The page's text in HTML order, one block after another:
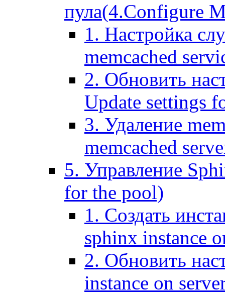
пула(4.Configure
1. Настройка
memcached
2. Обновить
Update settings
3. Удаление
memcached
5. Управление
for the pool)
1. Создать
sphinx instance
2. Обновить
instance on